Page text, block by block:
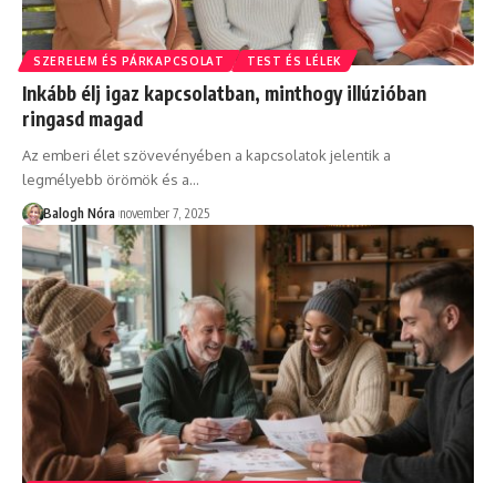
SZERELEM ÉS PÁRKAPCSOLAT TEST ÉS LÉLEK
Inkább élj igaz kapcsolatban, minthogy illúzióban
ringasd magad
Az emberi élet szövevényében a kapcsolatok jelentik a
legmélyebb örömök és a…
Balogh Nóra november 7, 2025